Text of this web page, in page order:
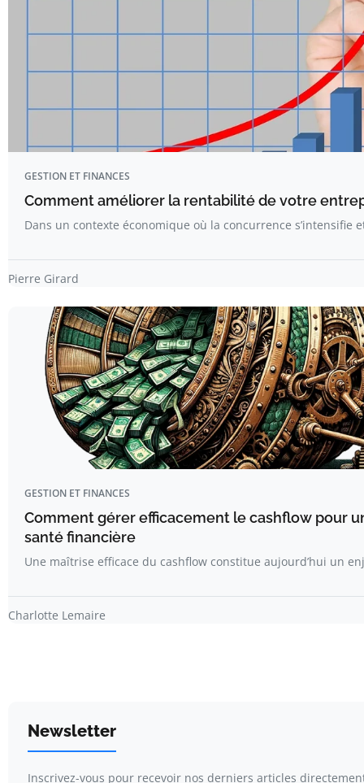
GESTION ET FINANCES
Comment améliorer la rentabilité de votre
Dans un contexte économique où la concurrence s’intensifie
Pierre Girard
GESTION ET FINANCES
Comment gérer efficacement le cashflow pour
santé financière
Une maîtrise efficace du cashflow constitue aujourd’hui un
Charlotte Lemaire
Newsletter
Inscrivez-vous pour recevoir nos derniers articles